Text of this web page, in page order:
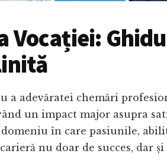
Vocației:
a adevăratei chemări
un impact major asupra
în care pasiunile,
nu doar de succes, dar